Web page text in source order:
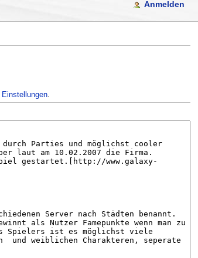
Einstellungen.
Anmelden